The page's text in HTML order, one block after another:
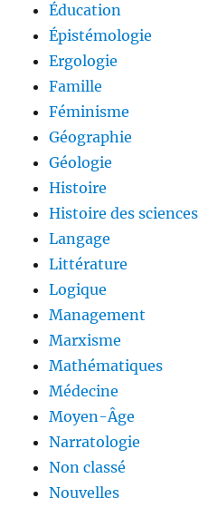
Éducation
Épistémologie
Ergologie
Famille
Féminisme
Géographie
Géologie
Histoire
Histoire des sciences
Langage
Littérature
Logique
Management
Marxisme
Mathématiques
Médecine
Moyen-Âge
Narratologie
Non classé
Nouvelles